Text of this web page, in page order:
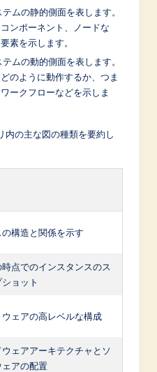
ムの静的側面を表します。
ンポーネント、ノードな
素を示します。
ムの動的側面を表します。
のように動作するか、つま
ークフローなどを示しま
内の主な図の種類を要約し
の構造と関係を示す
点でのインスタンスのス
ョット
ウェアの高レベルな構成
ェアアーキテクチャとソ
ェアの配置